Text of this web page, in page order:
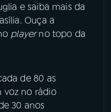
e saiba mais da
Ouça a
playerno topo da
de 80 as
voz no rádio
30 anos